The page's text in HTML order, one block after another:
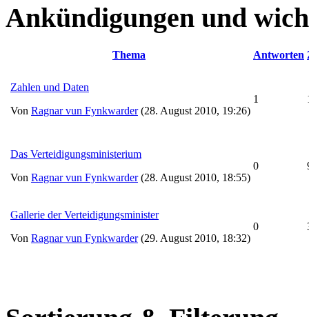
Ankündigungen und
Thema Antworten
Zahlen und Daten
Von Ragnar vun Fynkwarder(28. August 2010, 19:26)
1
Das Verteidigungsministerium
Von Ragnar vun Fynkwarder(28. August 2010, 18:55)
0
Gallerie der Verteidigungsminister
Von Ragnar vun Fynkwarder(29. August 2010, 18:32)
0